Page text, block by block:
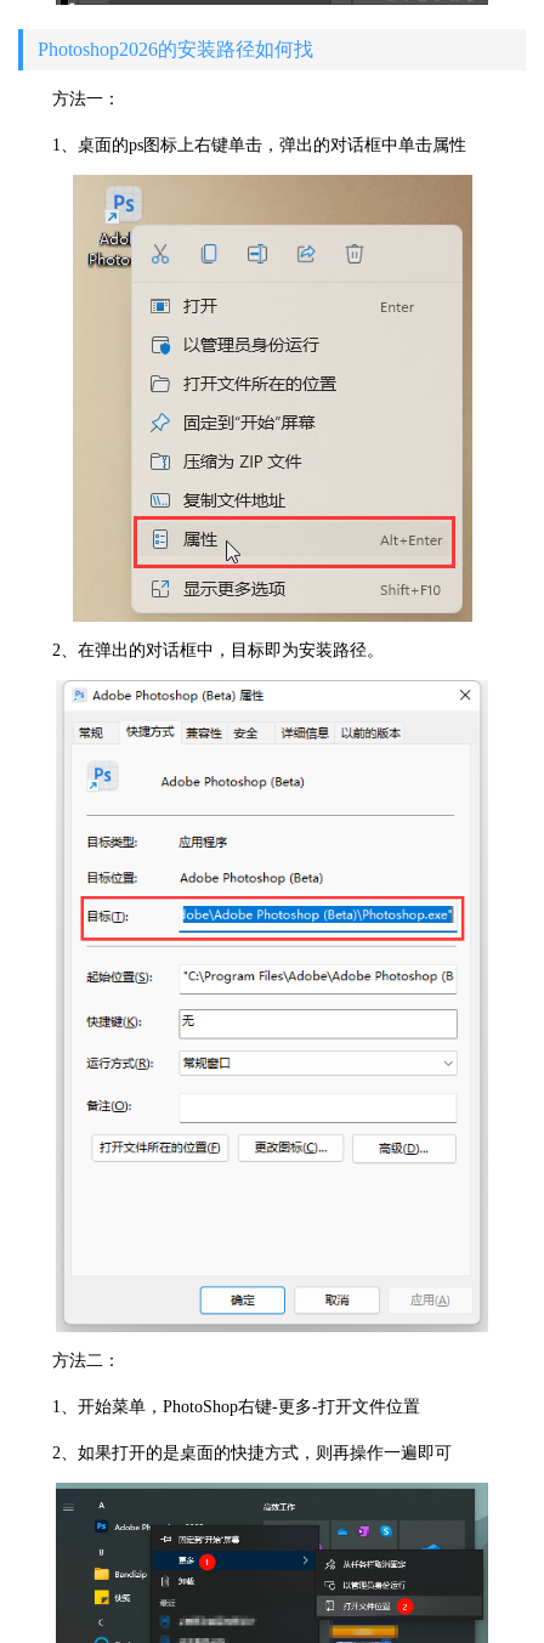
Photoshop2026的安装路径如何找
方法一：
1、桌面的ps图标上右键单击，弹出的对话框中单击属性
2、在弹出的对话框中，目标即为安装路径。
方法二：
1、开始菜单，PhotoShop右键-更多-打开文件位置
2、如果打开的是桌面的快捷方式，则再操作一遍即可